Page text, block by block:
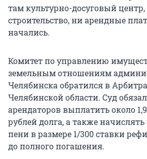
там культурно-досуговый
строительство, ни арендные
начались.
Комитет по управлению
земельным отношениям
Челябинска обратился в
Челябинской области. Суд
арендаторов выплатить около
рублей долга, а также
пени в размере 1/300 ставки
до полного погашения.